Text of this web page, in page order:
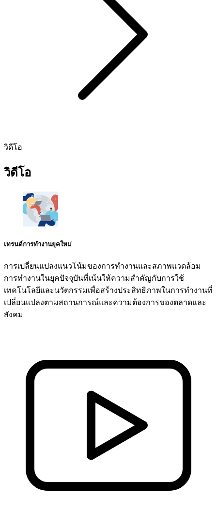
วิดีโอ
วิดีโอ
เทรนด์การทํางานยุคใหม่
การเปลี่ยนแปลงแนวโน้มของการทำงานและสภาพแวดล้อม
การทำงานในยุคปัจจุบันที่เน้นให้ความสำคัญกับการใช้
เทคโนโลยีและนวัตกรรมเพื่อสร้างประสิทธิภาพในการทำงานที่
เปลี่ยนแปลงตามสถานการณ์และความต้องการของตลาดและ
สังคม